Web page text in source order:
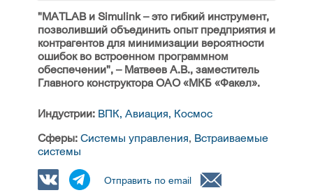
"MATLAB и Simulink – это гибкий инструмент,
позволивший объединить опыт предприятия и
контрагентов для минимизации вероятности
ошибок во встроенном программном
обеспечении", – Матвеев А.В., заместитель
Главного конструктора ОАО«МКБ «Факел».
Индустрии: ВПК, Авиация, Космос
Сферы: Системы управления, Встраиваемые
системы
Отправить по email